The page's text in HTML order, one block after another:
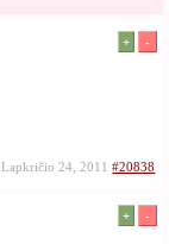
+ -
Lapkričio 24, 2011#20838
+ -